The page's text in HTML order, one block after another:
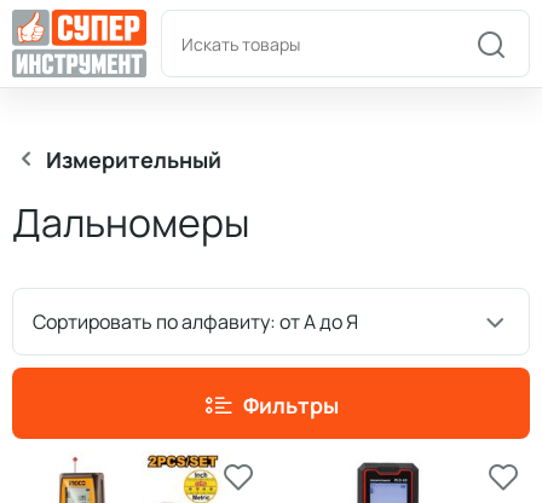
Пн-Пт: 9:00-18:00 +7(978)180-58-58
Измерительный
Дальномеры
Сортировать по алфавиту: от А до Я
Фильтры